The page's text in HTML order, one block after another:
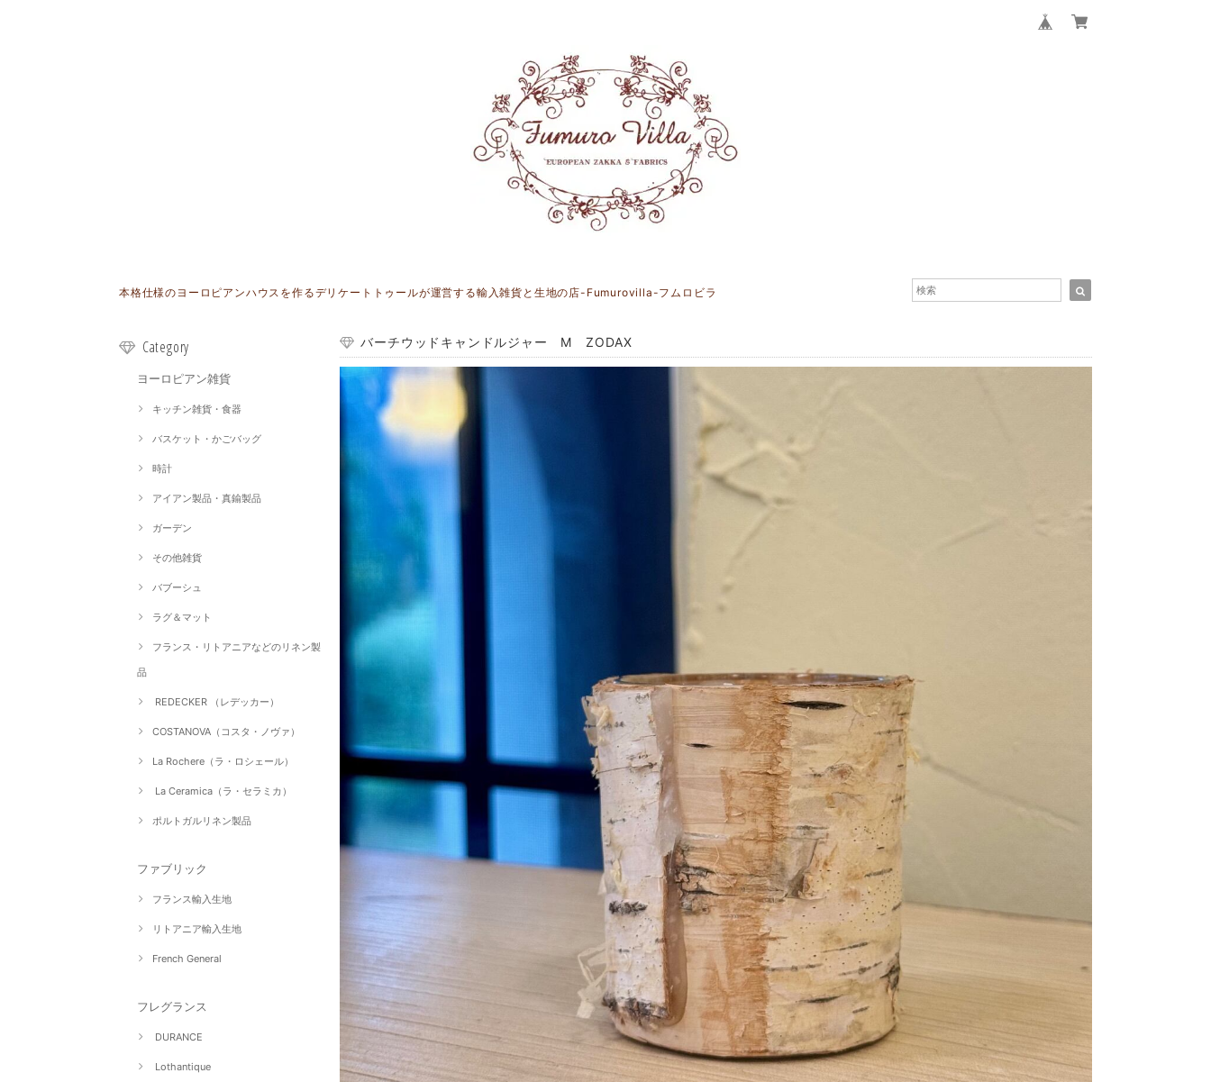
本格仕様のヨーロピアンハウスを作るデリケートトゥールが運営する輸入雑貨と生地の店-Fumurovilla-フムロビラ
Category
ヨーロピアン雑貨
キッチン雑貨・食器
バスケット・かごバッグ
時計
アイアン製品・真鍮製品
ガーデン
その他雑貨
バブーシュ
ラグ＆マット
フランス・リトアニアなどのリネン製
品
REDECKER （レデッカー）
COSTANOVA（コスタ・ノヴァ）
La Rochere（ラ・ロシェール）
La Ceramica（ラ・セラミカ）
ポルトガルリネン製品
ファブリック
フランス輸入生地
リトアニア輸入生地
French General
フレグランス
DURANCE
Lothantique
バーチウッドキャンドルジャー M ZODAX